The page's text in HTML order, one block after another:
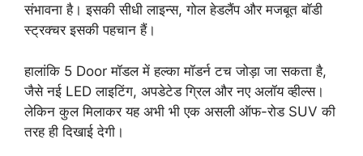
संभावना है। इसकी सीधी लाइन्स, गोल हेडलैंप और मजबूत बॉडी
स्ट्रक्चर इसकी पहचान हैं।
हालांकि 5 Door मॉडल में हल्का मॉडर्न टच जोड़ा जा सकता है,
जैसे नई LED लाइटिंग, अपडेटेड ग्रिल और नए अलॉय व्हील्स।
लेकिन कुल मिलाकर यह अभी भी एक असली ऑफ-रोड SUV की
तरह ही दिखाई देगी।